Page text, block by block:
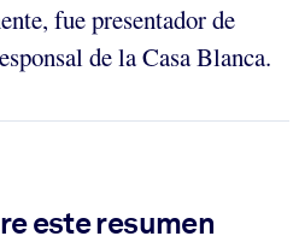
fue presentador de
de la Casa Blanca.
este resumen